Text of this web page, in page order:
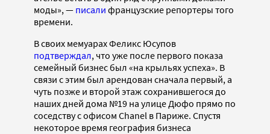
моды», — писали французские репортеры того
времени.
В своих мемуарах Феликс Юсупов
подтверждал, что уже после первого показа
семейный бизнес был «на крыльях успеха». В
связи с этим был арендован сначала первый, а
чуть позже и второй этаж сохранившегося до
наших дней дома №19 на улице Дюфо прямо по
соседству с офисом Chanel в Париже. Спустя
некоторое время география бизнеса